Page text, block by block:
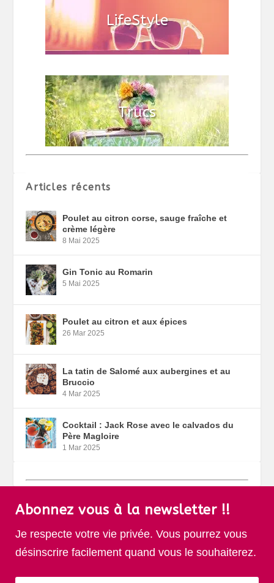
Articles récents
Poulet au citron corse, sauge fraîche et
crème légère
8 Mai 2025
Gin Tonic au Romarin
5 Mai 2025
Poulet au citron et aux épices
26 Mar 2025
La tatin de Salomé aux aubergines et au
Bruccio
4 Mar 2025
Cocktail : Jack Rose avec le calvados du
Père Magloire
1 Mar 2025
Abonnez vous à la newsletter !!
Je respecte votre vie privée. Vous pourrez vous
désinscrire facilement quand vous le souhaiterez.